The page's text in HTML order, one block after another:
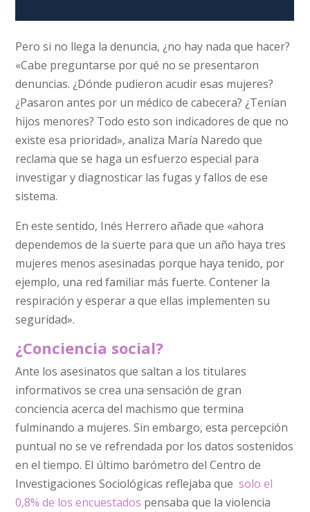
Pero si no llega la denuncia, ¿no hay nada que hacer?
«Cabe preguntarse por qué no se presentaron
denuncias. ¿Dónde pudieron acudir esas mujeres?
¿Pasaron antes por un médico de cabecera? ¿Tenían
hijos menores? Todo esto son indicadores de que no
existe esa prioridad», analiza María Naredo que
reclama que se haga un esfuerzo especial para
investigar y diagnosticar las fugas y fallos de ese
sistema.
En este sentido, Inés Herrero añade que «ahora
dependemos de la suerte para que un año haya tres
mujeres menos asesinadas porque haya tenido, por
ejemplo, una red familiar más fuerte. Contener la
respiración y esperar a que ellas implementen su
seguridad».
¿Conciencia social?
Ante los asesinatos que saltan a los titulares
informativos se crea una sensación de gran
conciencia acerca del machismo que termina
fulminando a mujeres. Sin embargo, esta percepción
puntual no se ve refrendada por los datos sostenidos
en el tiempo. El último barómetro del Centro de
Investigaciones Sociológicas reflejaba que solo el
0,8% de los encuestados pensaba que la violencia